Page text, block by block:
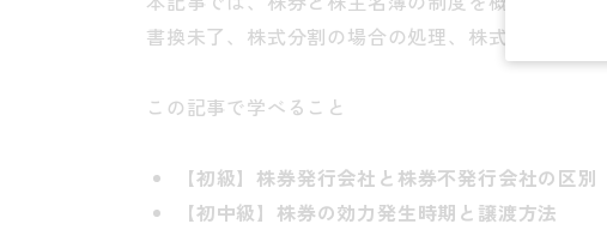
書換未了、株式分割の場合の処理、株式の準共有)
この記事で学べること
【初級】株券発行会社と株券不発行会社の区別
【初中級】株券の効力発生時期と譲渡方法